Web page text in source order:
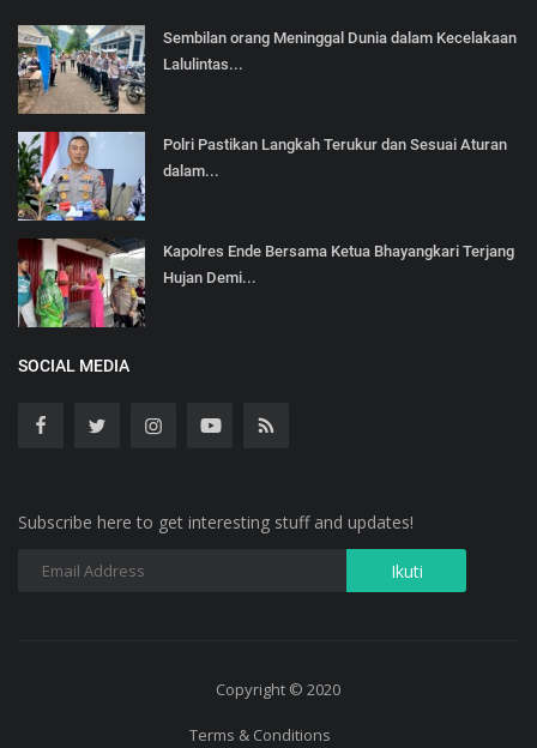
Sembilan orang Meninggal Dunia dalam Kecelakaan
Lalulintas...
Polri Pastikan Langkah Terukur dan Sesuai Aturan
dalam...
Kapolres Ende Bersama Ketua Bhayangkari Terjang
Hujan Demi...
SOCIAL MEDIA
Subscribe here to get interesting stuff and updates!
Copyright © 2020
Terms & Conditions